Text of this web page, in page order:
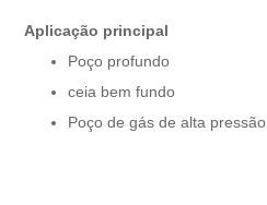
Aplicação principal
Poço profundo
ceia bem fundo
Poço de gás de alta pressão